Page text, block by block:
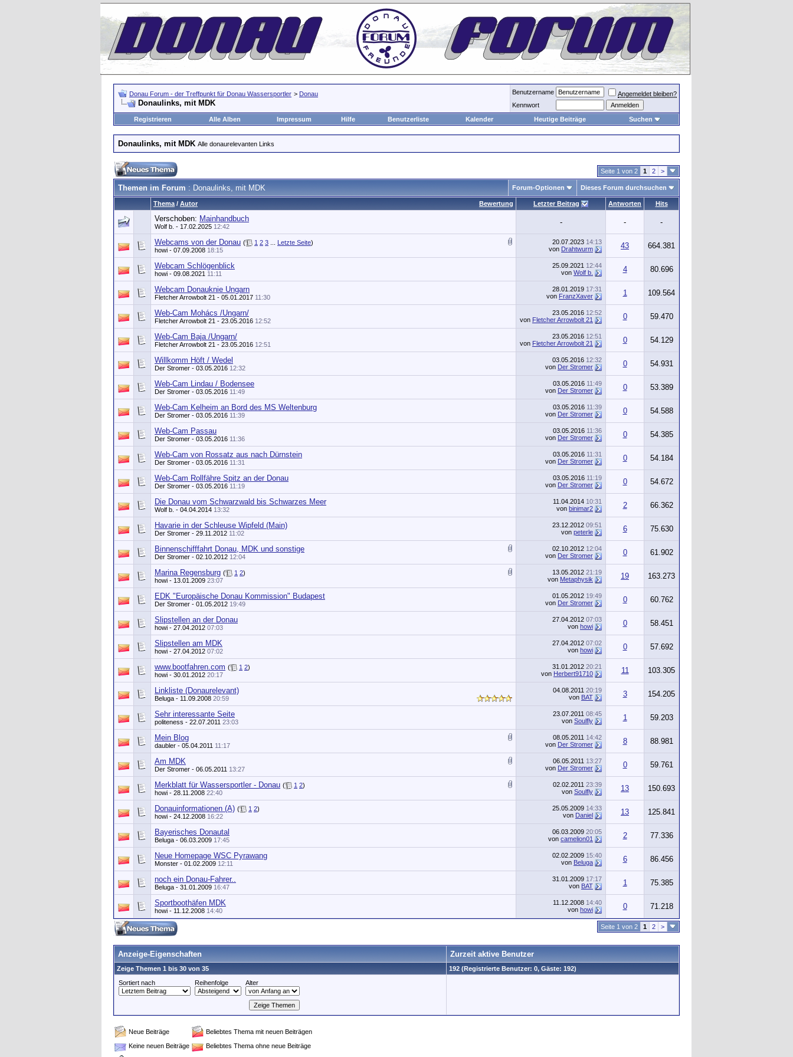
Donau Forum - der Treffpunkt für Donau Wassersportler > Donau
Donaulinks, mit MDK
Benutzername
Angemeldet bleiben?
Kennwort
Registrieren
Alle Alben Impressum Hilfe Benutzerliste Kalender Heutige Beiträge Suchen
Donaulinks, mit MDK Alle donaurelevanten Links
Seite 1 von 2 1 2 >
Themen im Forum : Donaulinks, mit MDK Forum-Optionen Dieses Forum durchsuchen
Bewertung
Thema / Autor Letzter Beitrag Antworten Hits
Verschoben: Mainhandbuch
Wolf b. - 17.02.2025 12:42 - - -
Webcams von der Donau ( 1 2 3 Letzte Seite)
howi - 07.09.2008 18:15
20.07.2023 14:13
von Drahtwurm 43 664.381
Webcam Schlögenblick
howi - 09.08.2021 11:11
25.09.2021 12:44
von Wolf b. 4 80.696
Webcam Donauknie Ungarn
Fletcher Arrowbolt 21 - 05.01.2017 11:30
28.01.2019 17:31
von FranzXaver 1 109.564
Web-Cam Mohács /Ungarn/
Fletcher Arrowbolt 21 - 23.05.2016 12:52
23.05.2016 12:52
von Fletcher Arrowbolt 21 0 59.470
Web-Cam Baja /Ungarn/
Fletcher Arrowbolt 21 - 23.05.2016 12:51
23.05.2016 12:51
von Fletcher Arrowbolt 21 0 54.129
Willkomm Höft / Wedel
Der Stromer - 03.05.2016 12:32
03.05.2016 12:32
von Der Stromer 0 54.931
Web-Cam Lindau / Bodensee
Der Stromer - 03.05.2016 11:49
03.05.2016 11:49
von Der Stromer 0 53.389
Web-Cam Kelheim an Bord des MS Weltenburg
Der Stromer - 03.05.2016 11:39
03.05.2016 11:39
von Der Stromer 0 54.588
Web-Cam Passau
Der Stromer - 03.05.2016 11:36
03.05.2016 11:36
von Der Stromer 0 54.385
Web-Cam von Rossatz aus nach Dürnstein
Der Stromer - 03.05.2016 11:31
03.05.2016 11:31
von Der Stromer 0 54.184
Web-Cam Rollfähre Spitz an der Donau
Der Stromer - 03.05.2016 11:19
03.05.2016 11:19
von Der Stromer 0 54.672
Die Donau vom Schwarzwald bis Schwarzes Meer
Wolf b. - 04.04.2014 13:32
11.04.2014 10:31
von binimar2 2 66.362
Havarie in der Schleuse Wipfeld (Main)
Der Stromer - 29.11.2012 11:02
23.12.2012 09:51
von peterle 6 75.630
Binnenschifffahrt Donau, MDK und sonstige
Der Stromer - 02.10.2012 12:04
02.10.2012 12:04
von Der Stromer 0 61.902
Marina Regensburg ( 1 2)
howi - 13.01.2009 23:07
13.05.2012 21:19
von Metaphysik 19 163.273
EDK "Europäische Donau Kommission" Budapest
Der Stromer - 01.05.2012 19:49
01.05.2012 19:49
von Der Stromer 0 60.762
Slipstellen an der Donau
howi - 27.04.2012 07:03
27.04.2012 07:03
von howi 0 58.451
Slipstellen am MDK
howi - 27.04.2012 07:02
27.04.2012 07:02
von howi 0 57.692
www.bootfahren.com ( 1 2)
howi - 30.01.2012 20:17
31.01.2012 20:21
von Herbert91710 11 103.305
Linkliste (Donaurelevant)
Beluga - 11.09.2008 20:59
04.08.2011 20:19
von BAT 3 154.205
Sehr interessante Seite
politeness - 22.07.2011 23:03
23.07.2011 08:45
von Soulfly 1 59.203
Mein Blog
daubler - 05.04.2011 11:17
08.05.2011 14:42
von Der Stromer 8 88.981
Am MDK
Der Stromer - 06.05.2011 13:27
06.05.2011 13:27
von Der Stromer 0 59.761
Merkblatt für Wassersportler - Donau ( 1 2)
howi - 28.11.2008 22:40
02.02.2011 23:39
von Soulfly 13 150.693
Donauinformationen (A) ( 1 2)
howi - 24.12.2008 16:22
25.05.2009 14:33
von Daniel 13 125.841
Bayerisches Donautal
Beluga - 06.03.2009 17:45
06.03.2009 20:05
von camelion01 2 77.336
Neue Homepage WSC Pyrawang
Monster - 01.02.2009 12:11
02.02.2009 15:40
von Beluga 6 86.456
noch ein Donau-Fahrer..
Beluga - 31.01.2009 16:47
31.01.2009 17:17
von BAT 1 75.385
Sportboothäfen MDK
howi - 11.12.2008 14:40
11.12.2008 14:40
von howi 0 71.218
Seite 1 von 2 1 2 >
Anzeige-Eigenschaften Zurzeit aktive Benutzer
Zeige Themen 1 bis 30 von 35
192 (Registrierte Benutzer: 0, Gäste: 192)
Sortiert nach
Reihenfolge Alter
Neue Beiträge
Beliebtes Thema mit neuen Beiträgen
Keine neuen Beiträge
Beliebtes Thema ohne neue Beiträge